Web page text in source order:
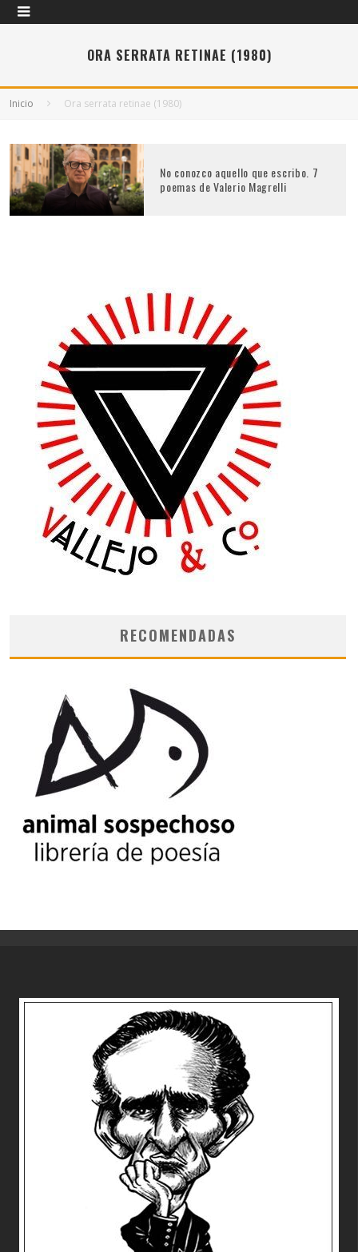
ORA SERRATA RETINAE (1980)
Inicio Ora serrata retinae (1980)
No conozco aquello que escribo. 7
poemas de Valerio Magrelli
RECOMENDADAS